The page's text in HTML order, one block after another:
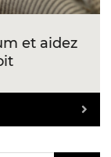
et aidez